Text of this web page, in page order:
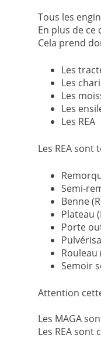
Tous les
En plus de
Cela prend
Les
Les
Les
Les
Les REA
Les REA
Semi-
Benne
Plateau
Porte
Rouleau
Semoir
Attention
Les MAGA
Les REA sont